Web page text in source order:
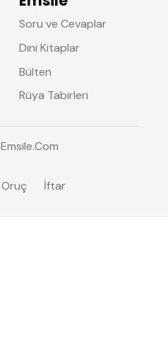
Soru ve Cevaplar
Dini Kitaplar
Bülten
Rüya Tabirleri
Emsile.Com
Oruç İftar